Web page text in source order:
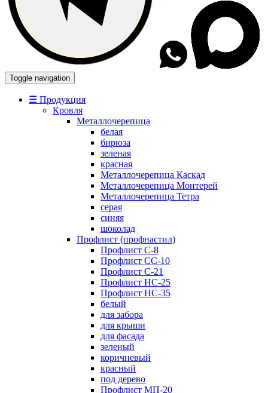
Toggle navigation
☰ Продукция
Кровля
Металлочерепица
белая
бирюза
зеленая
красная
Металлочерепица Каскад
Металлочерепица Монтерей
Металлочерепица Тетра
серая
синяя
шоколад
Профлист (профнастил)
Профлист С-8
Профлист СС-10
Профлист C-21
Профлист НС-25
Профлист НС-35
белый
для забора
для крыши
для фасада
зеленый
коричневый
красный
под дерево
Профлист МП-20